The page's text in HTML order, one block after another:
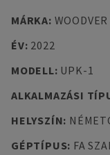
MÁRKA: WOODVER
ÉV: 2022
MODELL: UPK-1
ALKALMAZÁSI
HELYSZÍN:
GÉPTÍPUS: FA